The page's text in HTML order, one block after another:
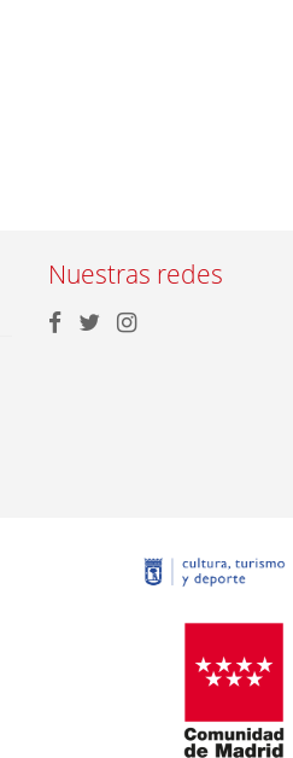
Nuestras redes